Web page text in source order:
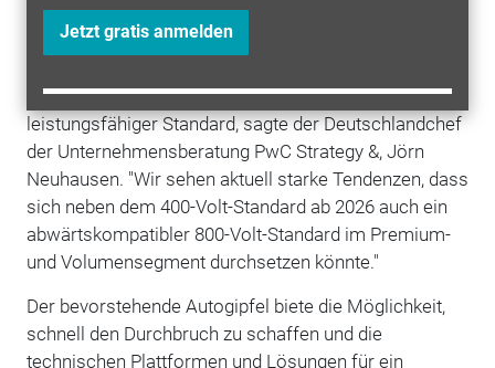
Jetzt gratis anmelden
der Ladesäulen oft kaum rentabel sei. Für die Kunden
sei das Aufladen bei verschiedenen Anbietern mit
Spontanes Laden sei meist teurer. Sinnvoll wäre ein
leistungsfähiger Standard, sagte der Deutschlandchef
der Unternehmensberatung PwC Strategy &, Jörn
Neuhausen. "Wir sehen aktuell starke Tendenzen, dass
sich neben dem 400-Volt-Standard ab 2026 auch ein
abwärtskompatibler 800-Volt-Standard im Premium-
und Volumensegment durchsetzen könnte."
Der bevorstehende Autogipfel biete die Möglichkeit,
schnell den Durchbruch zu schaffen und die
technischen Plattformen und Lösungen für ein